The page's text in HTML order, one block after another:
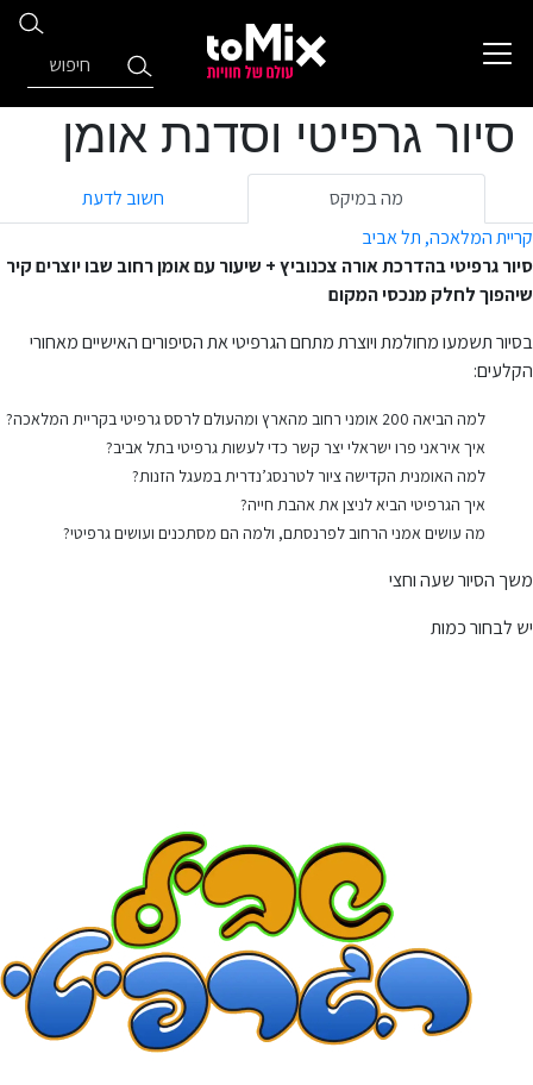
סיור גרפיטי וסדנת אומן
מה במיקס
חשוב לדעת
קריית המלאכה, תל אביב
סיור גרפיטי בהדרכת אורה צכנוביץ + שיעור עם אומן רחוב שבו יוצרים קיר
שיהפוך לחלק מנכסי המקום
בסיור תשמעו מחולמת ויוצרת מתחם הגרפיטי את הסיפורים האישיים מאחורי
הקלעים:
למה הביאה 200 אומני רחוב מהארץ ומהעולם לרסס גרפיטי בקריית המלאכה?
איך איראני פרו ישראלי יצר קשר כדי לעשות גרפיטי בתל אביב?
למה האומנית הקדישה ציור לטרנסג’נדרית במעגל הזנות?
איך הגרפיטי הביא לניצן את אהבת חייה?
מה עושים אמני הרחוב לפרנסתם, ולמה הם מסתכנים ועושים גרפיטי?
משך הסיור שעה וחצי
יש לבחור כמות